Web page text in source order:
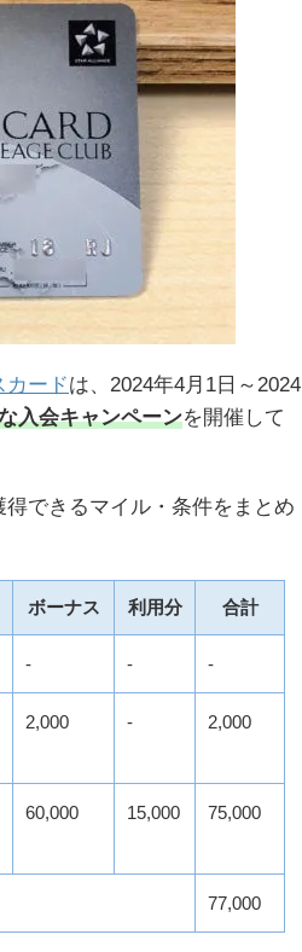
カードは、2024年4月1日～2024
入会キャンペーンを開催して
できるマイル・条件をまとめ
ボーナス 利用分 合計
- - -
2,000 - 2,000
60,000 15,000 75,000
77,000